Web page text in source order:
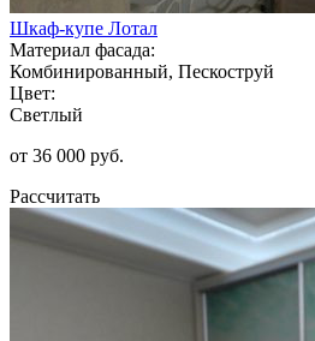
Шкаф-купе Лотал
Материал фасада:
Комбинированный, Пескоструй
Цвет:
Светлый
от 36 000 руб.
Рассчитать